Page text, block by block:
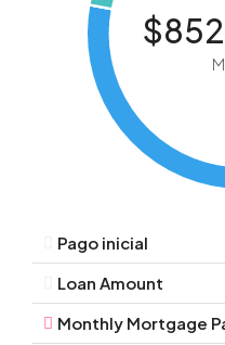
Pago inicial
Loan Amount
Monthly Mortgage